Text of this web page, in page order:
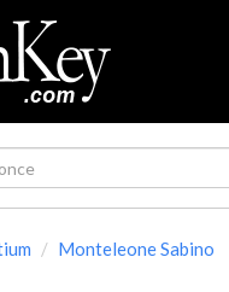
Monteleone Sabino